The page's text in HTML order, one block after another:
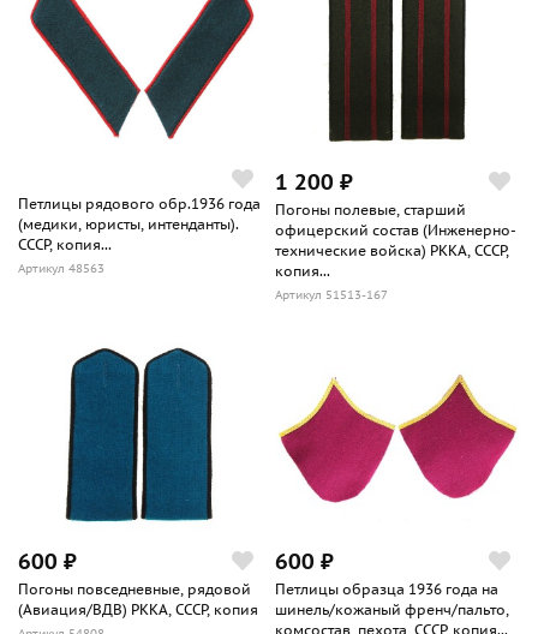
Петлицы рядового обр.1936 года
(медики, юристы, интенданты).
СССР, копия...
Артикул 48563
1 200 ₽
Погоны полевые, старший
офицерский состав (Инженерно-
технические войска) РККА, СССР,
копия...
Артикул 51513-167
600 ₽
Погоны повседневные, рядовой
(Авиация/ВДВ) РККА, СССР, копия
600 ₽
Петлицы образца 1936 года на
шинель/кожаный френч/пальто,
комсостав, пехота, СССР, копия...